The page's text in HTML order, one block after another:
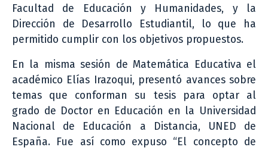
Facultad de Educación y Humanidades, y la
Dirección de Desarrollo Estudiantil, lo que ha
permitido cumplir con los objetivos propuestos.
En la misma sesión de Matemática Educativa el
académico Elías Irazoqui, presentó avances sobre
temas que conforman su tesis para optar al
grado de Doctor en Educación en la Universidad
Nacional de Educación a Distancia, UNED de
España. Fue así como expuso “El concepto de